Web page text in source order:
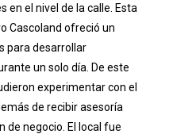
en el nivel de la calle. Esta
Cascoland ofreció un
para desarrollar
un solo día. De este
experimentar con el
de recibir asesoría
de negocio. El local fue